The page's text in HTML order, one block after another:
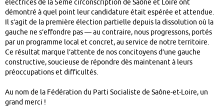
électrices de la 5ème circonscription de Saône et Loire ont
démontré à quel point leur candidature était espérée et attendue.
Il s’agit de la première élection partielle depuis la dissolution où la
gauche ne s’effondre pas — au contraire, nous progressons, portés
par un programme local et concret, au service de notre territoire.
Ce résultat marque l’attente de nos concitoyens d’une gauche
constructive, soucieuse de répondre dès maintenant à leurs
préoccupations et difficultés.
Au nom de la Fédération du Parti Socialiste de Saône-et-Loire, un
grand merci !